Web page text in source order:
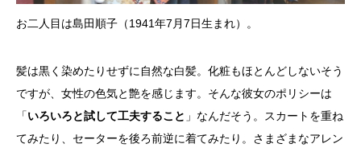
お二人目は島田順子（1941年7月7日生まれ）。
髪は黒く染めたりせずに自然な白髪。化粧もほとんどしないそう
ですが、女性の色気と艶を感じます。そんな彼女のポリシーは
「いろいろと試して工夫すること 」なんだそう。スカートを重ね
てみたり、セーターを後ろ前逆に着てみたり。さまざまなアレン